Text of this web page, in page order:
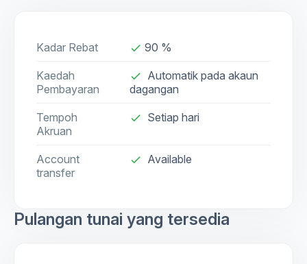
Kadar Rebat done 90 %
Kaedah
Pembayaran
done
Automatik pada akaun
dagangan
Tempoh
Akruan
done Setiap hari
Account
transfer
check Available
Pulangan tunai yang tersedia